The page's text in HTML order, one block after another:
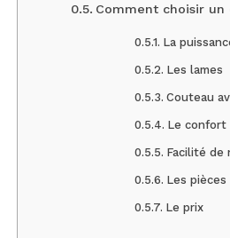
Comment choisir
La
Les lames
Couteau
Le confort
Facilité de
Les pièces
Le prix